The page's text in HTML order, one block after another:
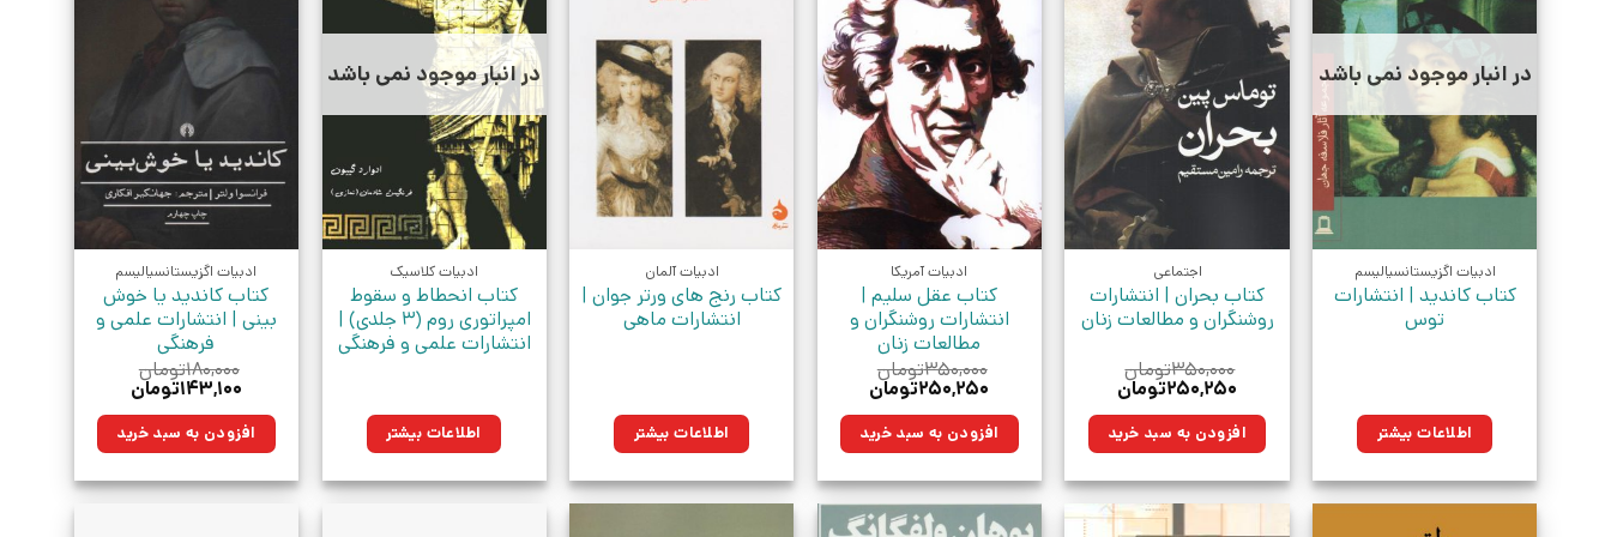
در انبار موجود نمی باشد
ادبیات اگزیستانسیالیسم
کتاب کاندید | انتشارات
توس
اطلاعات بیشتر
اجتماعی
کتاب بحران | انتشارات
روشنگران و مطالعات زنان
۳۵۰,۰۰۰تومان
قیمت
۳۵۰,۰۰۰تومان
بود.
۲۵۰,۲۵۰تومانقیمت
۲۵۰,۲۵۰تومان.افزودن به سبد خرید
ادبیات آمریکا
کتاب عقل سلیم |
انتشارات روشنگران و
مطالعات زنان
۳۵۰,۰۰۰تومان
قیمت
۳۵۰,۰۰۰تومان
بود.
۲۵۰,۲۵۰تومانقیمت
۲۵۰,۲۵۰تومان.افزودن به سبد خرید
ادبیات آلمان
کتاب رنج های ورتر جوان |
انتشارات ماهی
اطلاعات بیشتر
در انبار موجود نمی باشد
ادبیات کلاسیک
کتاب انحطاط و سقوط
امپراتوری روم (3 جلدی) |
انتشارات علمی و فرهنگی
اطلاعات بیشتر
ادبیات اگزیستانسیالیسم
کتاب کاندید یا خوش
بینی | انتشارات علمی و
فرهنگی
۱۸۰,۰۰۰تومان
قیمت
۱۸۰,۰۰۰تومان
بود.
۱۴۳,۱۰۰تومان
۱۴۳,۱۰۰تومان.افزودن به سبد خرید